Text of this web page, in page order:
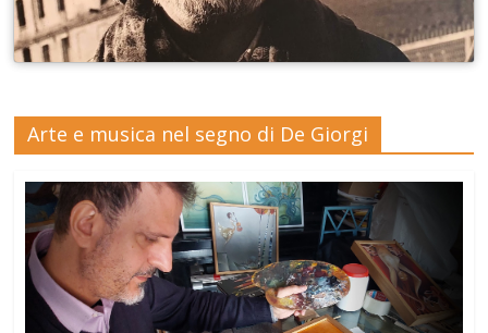
Arte e musica nel segno di De Giorgi